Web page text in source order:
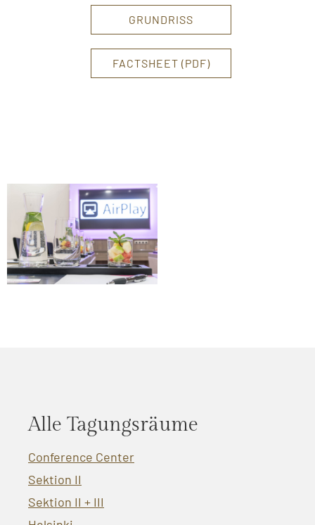
GRUNDRISS
FACTSHEET (PDF)
Alle Tagungsräume
Conference Center
Sektion II
Sektion II + III